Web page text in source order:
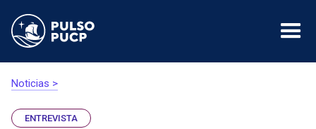
Noticias >
ENTREVISTA